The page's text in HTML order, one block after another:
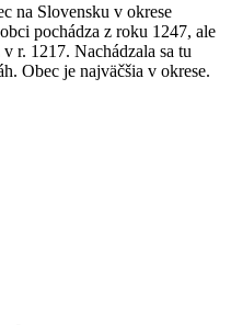
na Slovensku v okrese
pochádza z roku 1247, ale
r. 1217. Nachádzala sa tu
Obec je najväčšia v okrese.